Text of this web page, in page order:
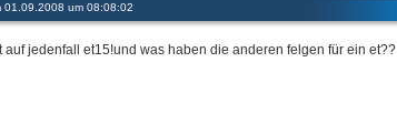
01.09.2008 um 08:08:02
auf jedenfall et15!und was haben die anderen felgen für ein et??